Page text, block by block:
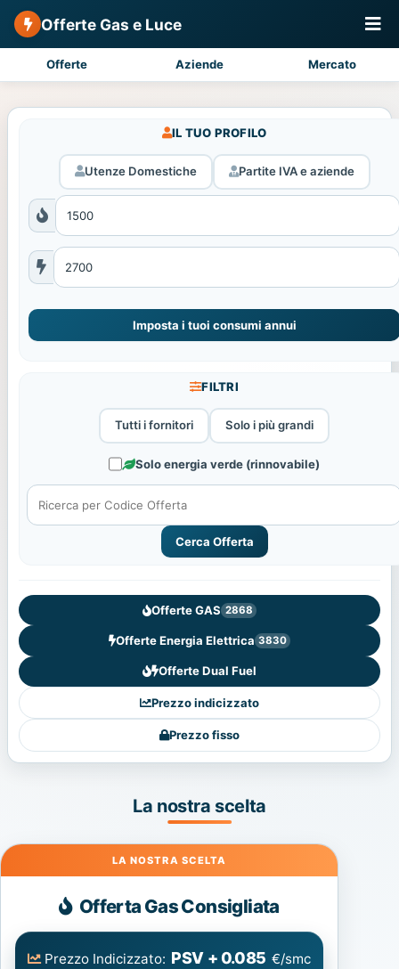
Offerte Gas e Luce
Offerte Aziende Mercato
IL TUO PROFILO
Utenze Domestiche Partite IVA e aziende
Imposta i tuoi consumi annui
FILTRI
Tutti i fornitori Solo i più grandi
Solo energia verde (rinnovabile)
Cerca Offerta
Offerte GAS 2868
Offerte Energia Elettrica 3830
Offerte Dual Fuel
Prezzo indicizzato
Prezzo fisso
La nostra scelta
Gas
Offerta Gas Consigliata
Prezzo Indicizzato: PSV + 0.085 €/smc